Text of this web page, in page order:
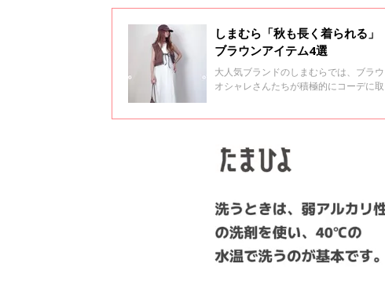
しまむら「秋も長く着られる
ブラウンアイテム4選
大人気ブランドのしまむらでは、ブラ
オシャレさんたちが積極的にコーデに